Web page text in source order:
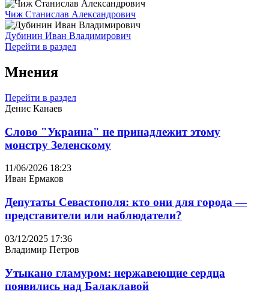
Чиж Станислав Александрович
Дубинин Иван Владимирович
Перейти в раздел
Мнения
Перейти в раздел
Денис Канаев
Слово "Украина" не принадлежит этому
монстру Зеленскому
11/06/2026 18:23
Иван Ермаков
Депутаты Севастополя: кто они для города —
представители или наблюдатели?
03/12/2025 17:36
Владимир Петров
Утыкано гламуром: нержавеющие сердца
появились над Балаклавой